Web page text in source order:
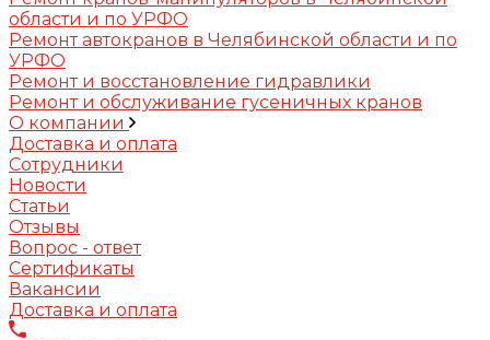
области и по УРФО
Ремонт автокранов в Челябинской области и по
УРФО
Ремонт и восстановление гидравлики
Ремонт и обслуживание гусеничных кранов
О компании
Доставка и оплата
Сотрудники
Новости
Статьи
Отзывы
Вопрос - ответ
Сертификаты
Вакансии
Доставка и оплата